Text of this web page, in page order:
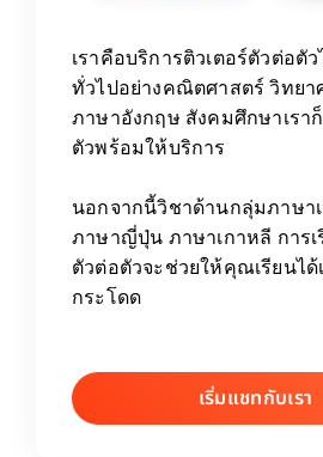
เราคือบริการติวเตอร์ตัวต่อตั
ทั่วไปอย่างคณิตศาสตร์ วิทยา
ภาษาอังกฤษ สังคมศึกษาเรา
ตัวพร้อมให้บริการ
นอกจากนี้วิชาด้านกลุ่มภาษา
ภาษาญี่ปุ่น ภาษาเกาหลี การเ
ตัวต่อตัวจะช่วยให้คุณเรียนได้
กระโดด
เริ่มแชทกับเรา